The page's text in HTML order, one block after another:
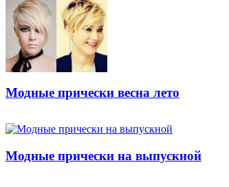
Модные прически весна лето
Модные прически на выпускной